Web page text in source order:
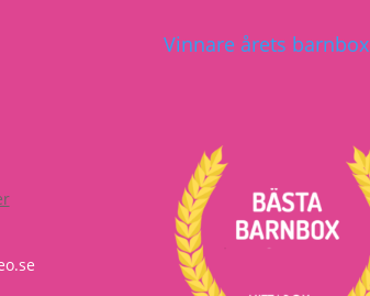
Vinnare årets barnbox